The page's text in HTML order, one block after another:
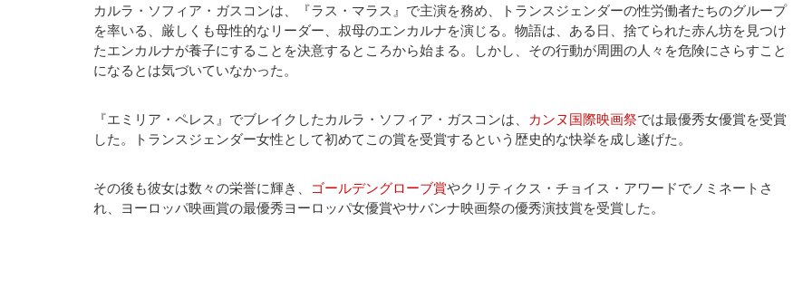
カルラ・ソフィア・ガスコンは、『ラス・マラス』で主演を務め、トランスジェンダーの性労働者たちのグループ
を率いる、厳しくも母性的なリーダー、叔母のエンカルナを演じる。物語は、ある日、捨てられた赤ん坊を見つけ
たエンカルナが養子にすることを決意するところから始まる。しかし、その行動が周囲の人々を危険にさらすこと
になるとは気づいていなかった。
『エミリア・ペレス』でブレイクしたカルラ・ソフィア・ガスコンは、 カンヌ国際映画祭では最優秀女優賞を受賞
した。トランスジェンダー女性として初めてこの賞を受賞するという歴史的な快挙を成し遂げた。
その後も彼女は数々の栄誉に輝き、 ゴールデングローブ賞やクリティクス・チョイス・アワードでノミネートさ
れ、ヨーロッパ映画賞の最優秀ヨーロッパ女優賞やサバンナ映画祭の優秀演技賞を受賞した。